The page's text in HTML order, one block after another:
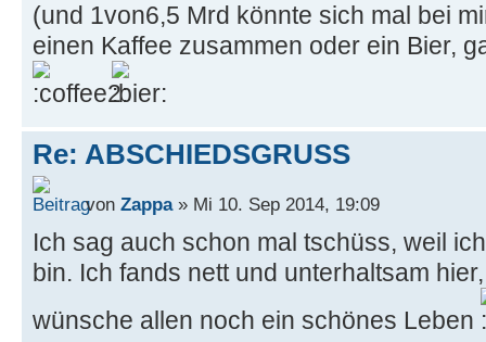
(und 1von6,5 Mrd könnte sich mal bei
einen Kaffee zusammen oder ein Bier,
Re: ABSCHIEDSGRUSS
von Zappa» Mi 10. Sep 2014, 19:09
Ich sag auch schon mal tschüss, weil
bin. Ich fands nett und unterhaltsam
wünsche allen noch ein schönes Leben